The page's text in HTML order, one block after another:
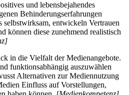
und lebensbejahendes
Behinderungserfahrungen
selbstwirksam, entwickeln Vertrauen
können diese zunehmend realistisch
in die Vielfalt der Medienangebote.
funktionsabhängig auszuwählen
Alternativen zur Mediennutzung
Einfluss auf Vorstellungen,